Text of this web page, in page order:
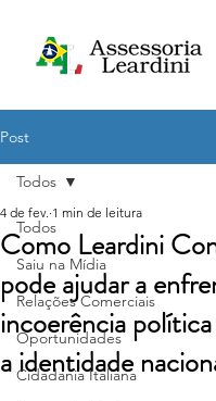
Post
Todos
Saiu na Mídia
Relações Comerciais
Oportunidades
Cidadania Italiana
Todos
Como Leardini
pode ajudar a
incoerência
a identidade
4 de fev. 1 min de leitura